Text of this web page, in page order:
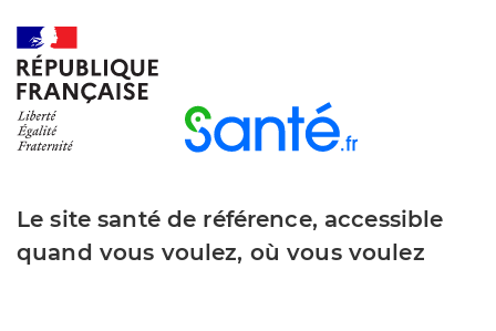
Le site santé de référence, accessible
quand vous voulez, où vous voulez